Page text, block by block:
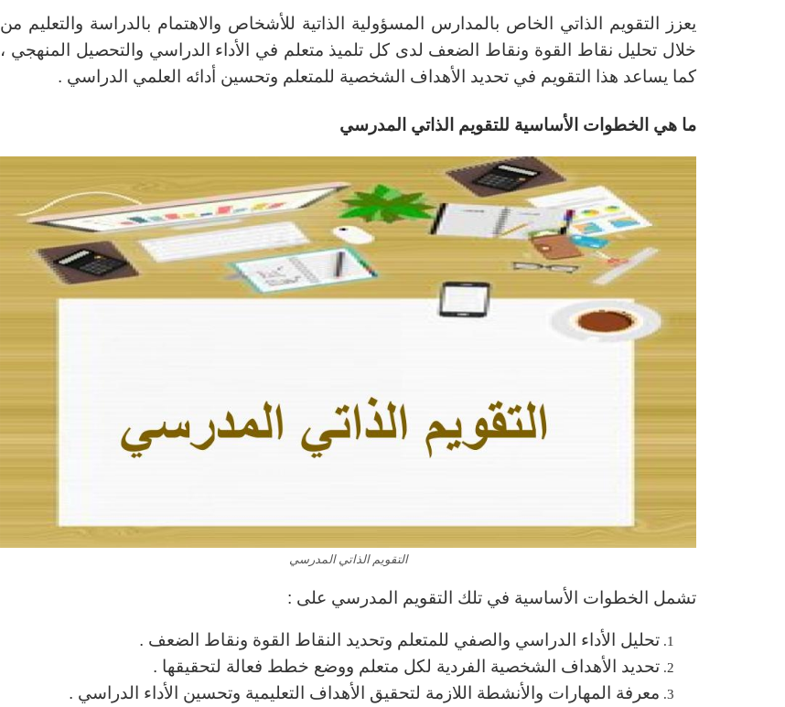
يعزز التقويم الذاتي الخاص بالمدارس المسؤولية الذاتية للأشخاص والاهتمام بالدراسة والتعليم من
خلال تحليل نقاط القوة ونقاط الضعف لدى كل تلميذ متعلم في الأداء الدراسي والتحصيل المنهجي ،
كما يساعد هذا التقويم في تحديد الأهداف الشخصية للمتعلم وتحسين أدائه العلمي الدراسي .
ما هي الخطوات الأساسية للتقويم الذاتي المدرسي
التقويم الذاتي المدرسي
تشمل الخطوات الأساسية في تلك التقويم المدرسي على :
تحليل الأداء الدراسي والصفي للمتعلم وتحديد النقاط القوة ونقاط الضعف .
تحديد الأهداف الشخصية الفردية لكل متعلم ووضع خطط فعالة لتحقيقها .
معرفة المهارات والأنشطة اللازمة لتحقيق الأهداف التعليمية وتحسين الأداء الدراسي .